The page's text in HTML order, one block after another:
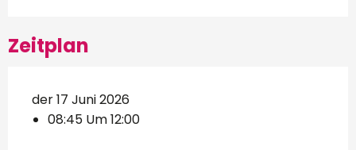
Zeitplan
der 17 Juni 2026
08:45 Um 12:00